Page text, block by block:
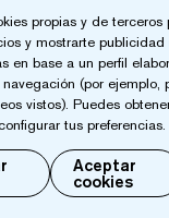
propias y de terceros
y mostrarte
en base a un perfil
(por ejemplo,
vistos). Puedes
tus preferencias.
Aceptar
cookies